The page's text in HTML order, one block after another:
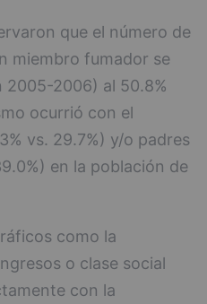
que el número de
miembro fumador se
2005-2006) al 50.8%
ocurrió con el
vs. 29.7%) y/o padres
en la población de
como la
o clase social
con la